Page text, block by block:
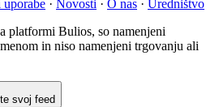
uporabe · Novosti · O nas · Uredništvo
platformi Bulios, so namenjeni
in niso namenjeni trgovanju ali
svoj feed